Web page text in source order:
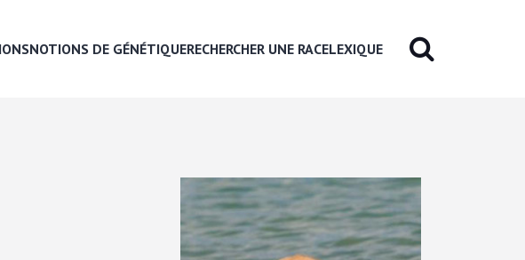
NOTIONS DE GÉNÉTIQUERECHERCHER UNE RACELEXIQUE